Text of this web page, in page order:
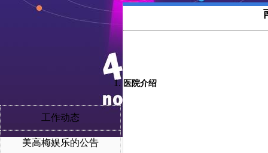
工作动态
美高梅娱乐的公告
医院介绍